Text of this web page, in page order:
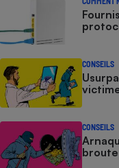
CONSEILS
CONSEILS